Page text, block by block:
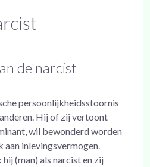
de narcist
persoonlijkheidsstoornis
Hij of zij vertoont
wil bewonderd worden
aan inlevingsvermogen.
(man) als narcist en zij